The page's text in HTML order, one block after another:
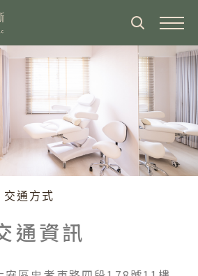
關於向昕
醫師介紹
診所介紹
營業時間
交通方式
鄰近飯店住宿
最新消息
醫師專欄
服務項目
眼部整形
整形、抗老化拉提
美麗見證
美麗分享
熱門影音
交通方式
通資訊